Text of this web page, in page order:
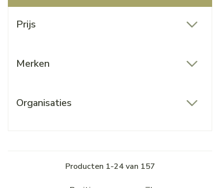
Prijs
Merken
Organisaties
Producten 1-24van 157